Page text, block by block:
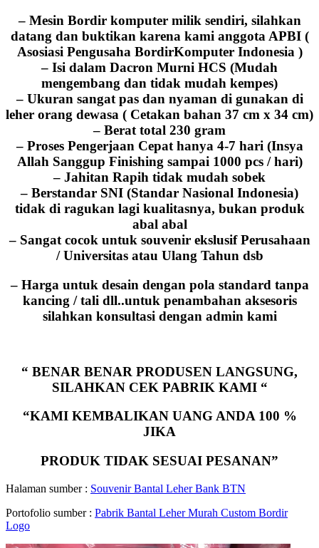
– Mesin Bordir komputer milik sendiri, silahkan
datang dan buktikan karena kami anggota APBI (
Asosiasi Pengusaha BordirKomputer Indonesia )
– Isi dalam Dacron Murni HCS (Mudah
mengembang dan tidak mudah kempes)
– Ukuran sangat pas dan nyaman di gunakan di
leher orang dewasa ( Cetakan bahan 37 cm x 34 cm)
– Berat total 230 gram
– Proses Pengerjaan Cepat hanya 4-7 hari (Insya
Allah Sanggup Finishing sampai 1000 pcs / hari)
– Jahitan Rapih tidak mudah sobek
– Berstandar SNI (Standar Nasional Indonesia)
tidak di ragukan lagi kualitasnya, bukan produk
abal abal
– Sangat cocok untuk souvenir ekslusif Perusahaan
/ Universitas atau Ulang Tahun dsb
– Harga untuk desain dengan pola standard tanpa
kancing / tali dll..untuk penambahan aksesoris
silahkan konsultasi dengan admin kami
“ BENAR BENAR PRODUSEN LANGSUNG,
SILAHKAN CEK PABRIK KAMI “
“KAMI KEMBALIKAN UANG ANDA 100 %
JIKA
PRODUK TIDAK SESUAI PESANAN”
Halaman sumber : Souvenir Bantal Leher Bank BTN
Portofolio sumber : Pabrik Bantal Leher Murah Custom Bordir
Logo